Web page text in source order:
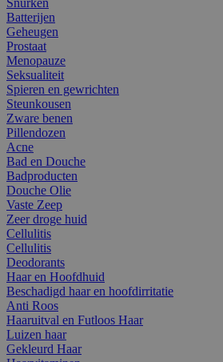
Batterijen
Geheugen
Prostaat
Menopauze
Seksualiteit
Spieren en gewrichten
Steunkousen
Zware benen
Pillendozen
Acne
Bad en Douche
Badproducten
Douche Olie
Vaste Zeep
Zeer droge huid
Cellulitis
Cellulitis
Deodorants
Haar en Hoofdhuid
Beschadigd haar en hoofdirritatie
Anti Roos
Haaruitval en Futloos Haar
Luizen haar
Gekleurd Haar